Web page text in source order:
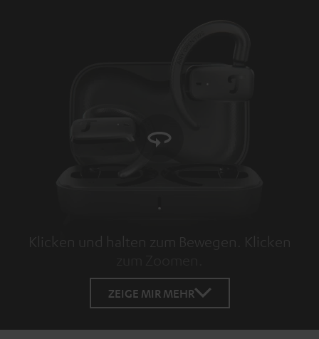
Klicken und halten zum Bewegen. Klicken
ZEIGE MIR MEHR